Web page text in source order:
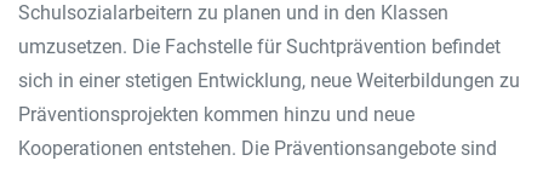
Schulsozialarbeitern zu planen und in den Klassen
umzusetzen. Die Fachstelle für Suchtprävention befindet
sich in einer stetigen Entwicklung, neue Weiterbildungen zu
Präventionsprojekten kommen hinzu und neue
Kooperationen entstehen. Die Präventionsangebote sind